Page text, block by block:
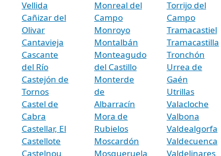
Vellida
Cañizar del
Olivar
Cantavieja
Cascante
del Río
Castejón de
Tornos
Castel de
Cabra
Castellar, El
Castellote
Castelnou
Monreal del
Campo
Monroyo
Montalbán
Monteagudo
del Castillo
Monterde
de
Albarracín
Mora de
Rubielos
Moscardón
Mosqueruela
Torrijo del
Campo
Tramacastiel
Tramacastilla
Tronchón
Urrea de
Gaén
Utrillas
Valacloche
Valbona
Valdealgorfa
Valdecuenca
Valdelinares